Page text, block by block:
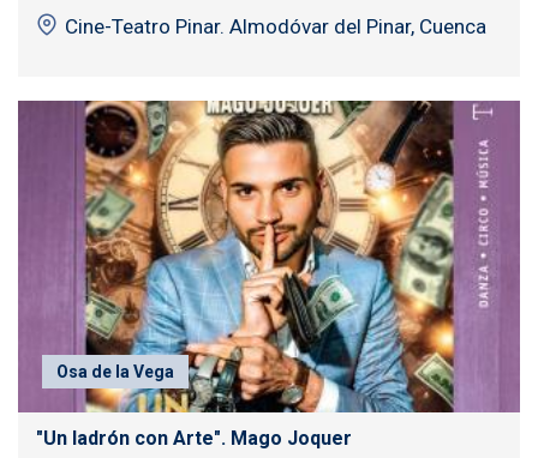
Cine-Teatro Pinar. Almodóvar del Pinar, Cuenca
Osa de la Vega
"Un ladrón con Arte". Mago Joquer